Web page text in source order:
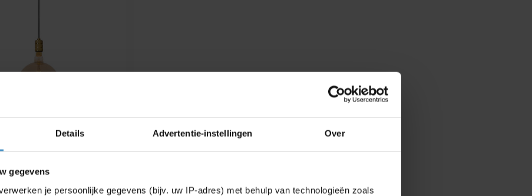
Details Advertentie-instellingen Over
gegevens
je persoonlijke gegevens (bijv. uw IP-adres) met behulp van technologieën zoals
- Ø 4,6 CM -
GOUD / MESSING -
in zwart en mat